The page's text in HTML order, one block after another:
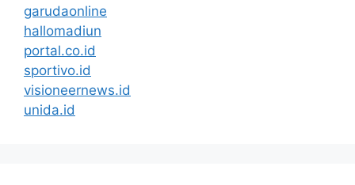
garudaonline
hallomadiun
portal.co.id
sportivo.id
visioneernews.id
unida.id